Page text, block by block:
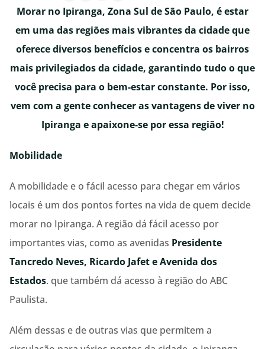
Morar no Ipiranga, Zona Sul de São Paulo, é estar
em uma das regiões mais vibrantes da cidade que
oferece diversos benefícios e concentra os bairros
mais privilegiados da cidade, garantindo tudo o que
você precisa para o bem-estar constante. Por isso,
vem com a gente conhecer as vantagens de viver no
Ipiranga e apaixone-se por essa região!
Mobilidade
A mobilidade e o fácil acesso para chegar em vários
locais é um dos pontos fortes na vida de quem decide
morar no Ipiranga. A região dá fácil acesso por
importantes vias, como as avenidas Presidente
Tancredo Neves, Ricardo Jafet e Avenida dos
Estados. que também dá acesso à região do ABC
Paulista.
Além dessas e de outras vias que permitem a